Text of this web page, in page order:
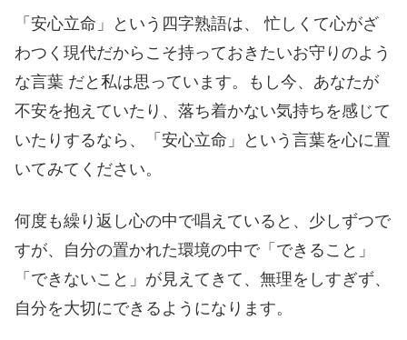
「安心立命」という四字熟語は、 忙しくて心がざ
わつく現代だからこそ持っておきたいお守りのよう
な言葉 だと私は思っています。もし今、あなたが
不安を抱えていたり、落ち着かない気持ちを感じて
いたりするなら、「安心立命」という言葉を心に置
いてみてください。
何度も繰り返し心の中で唱えていると、少しずつで
すが、自分の置かれた環境の中で「できること」
「できないこと」が見えてきて、無理をしすぎず、
自分を大切にできるようになります。